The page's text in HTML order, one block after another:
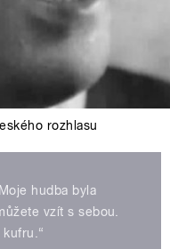
rozhlasu
hudba byla
vzít s sebou.